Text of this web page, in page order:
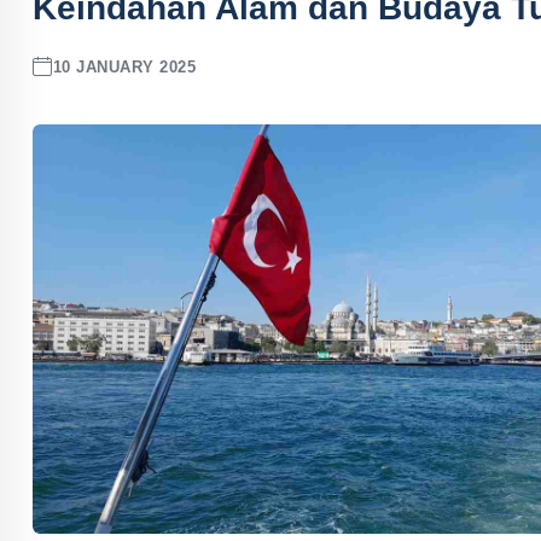
Keindahan Alam dan Budaya
10 JANUARY 2025